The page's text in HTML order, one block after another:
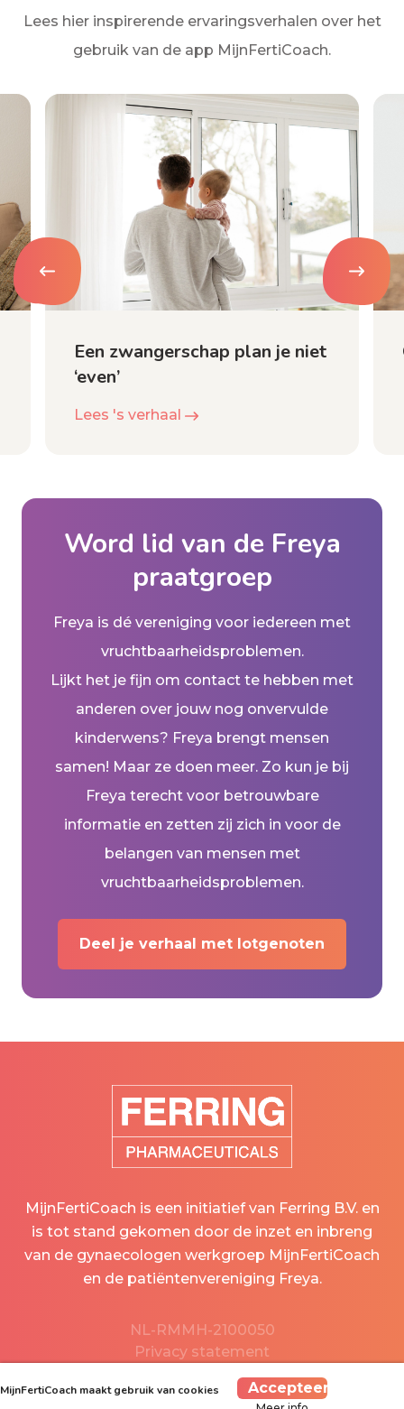
Lees hier inspirerende ervaringsverhalen over het
gebruik van de app MijnFertiCoach.
Een zwangerschap plan je niet
‘even’
Lees 's verhaal
Word lid van de Freya
praatgroep
Freya is dé vereniging voor iedereen met
vruchtbaarheidsproblemen.
Lijkt het je fijn om contact te hebben met
anderen over jouw nog onvervulde
kinderwens? Freya brengt mensen
samen! Maar ze doen meer. Zo kun je bij
Freya terecht voor betrouwbare
informatie en zetten zij zich in voor de
belangen van mensen met
vruchtbaarheidsproblemen.
Deel je verhaal met lotgenoten
MijnFertiCoach is een initiatief van Ferring B.V. en
is tot stand gekomen door de inzet en inbreng
van de gynaecologen werkgroep MijnFertiCoach
en de patiëntenvereniging Freya.
NL-RMMH-2100050
Privacy statement
Disclaimer
MijnFertiCoach maakt gebruik van cookies Accepteer